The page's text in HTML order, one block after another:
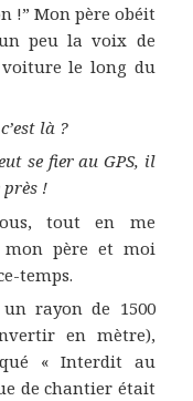
!” Mon père obéit
peu la voix de
voiture le long du
là ?
se fier au GPS, il
près !
tout en me
mon père et moi
temps.
rayon de 1500
en mètre),
« Interdit au
de chantier était